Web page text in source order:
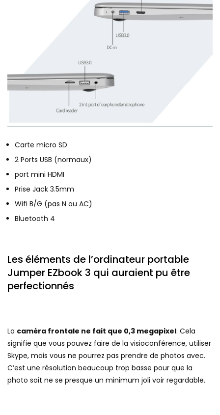
Carte micro SD
2 Ports USB (normaux)
port mini HDMI
Prise Jack 3.5mm
Wifi B/G (pas N ou AC)
Bluetooth 4
Les éléments de l’ordinateur portable
Jumper EZbook 3 qui auraient pu être
perfectionnés
La caméra frontale ne fait que 0,3 megapixel. Cela
signifie que vous pouvez faire de la visioconférence, utiliser
Skype, mais vous ne pourrez pas prendre de photos avec.
C’est une résolution beaucoup trop basse pour que la
photo soit ne se presque un minimum joli voir regardable.